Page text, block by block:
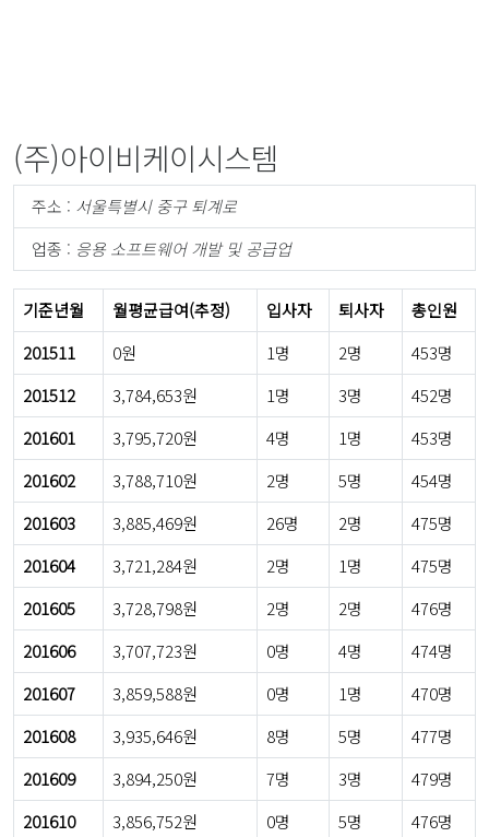
(주)아이비케이시스템
주소 : 서울특별시 중구 퇴계로
업종 : 응용 소프트웨어 개발 및 공급업
기준년월 월평균급여(추정) 입사자 퇴사자
총인원
201511
0원 1명 2명
453명
201512
3,784,653원 1명 3명
452명
201601
3,795,720원 4명 1명
453명
201602
3,788,710원 2명 5명
454명
201603
3,885,469원 26명 2명
475명
201604
3,721,284원 2명 1명
475명
201605
3,728,798원 2명 2명
476명
201606
3,707,723원 0명 4명
474명
201607
3,859,588원 0명 1명
470명
201608
3,935,646원 8명 5명
477명
201609
3,894,250원 7명 3명
479명
201610
3,856,752원 0명 5명
476명